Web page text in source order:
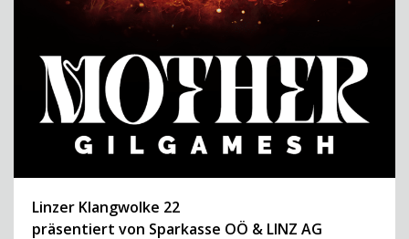
Linzer Klangwolke 22
präsentiert von Sparkasse OÖ & LINZ AG